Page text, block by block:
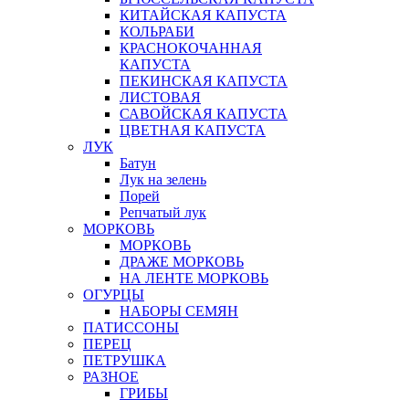
КИТАЙСКАЯ КАПУСТА
КОЛЬРАБИ
КРАСНОКОЧАННАЯ
КАПУСТА
ПЕКИНСКАЯ КАПУСТА
ЛИСТОВАЯ
САВОЙСКАЯ КАПУСТА
ЦВЕТНАЯ КАПУСТА
ЛУК
Батун
Лук на зелень
Порей
Репчатый лук
МОРКОВЬ
МОРКОВЬ
ДРАЖЕ МОРКОВЬ
НА ЛЕНТЕ МОРКОВЬ
ОГУРЦЫ
НАБОРЫ СЕМЯН
ПАТИССОНЫ
ПЕРЕЦ
ПЕТРУШКА
РАЗНОЕ
ГРИБЫ